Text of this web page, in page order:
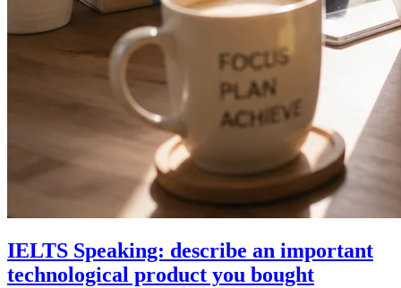
IELTS Speaking: describe an important
technological product you bought